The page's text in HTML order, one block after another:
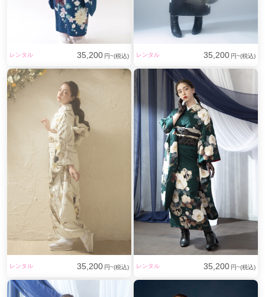
レンタル 35,200 円~(税込) レンタル 35,200 円~(税込)
レンタル 35,200 円~(税込) レンタル 35,200 円~(税込)